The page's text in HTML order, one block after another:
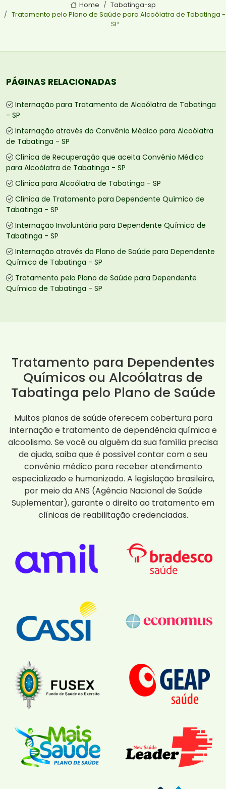
Home
Tabatinga-sp
Tratamento pelo Plano de Saúde para Alcoólatra de Tabatinga -
SP
PÁGINAS RELACIONADAS
Internação para Tratamento de Alcoólatra de Tabatinga
- SP
Internação através do Convênio Médico para Alcoólatra
de Tabatinga - SP
Clínica de Recuperação que aceita Convênio Médico
para Alcoólatra de Tabatinga - SP
Clínica para Alcoólatra de Tabatinga - SP
Clínica de Tratamento para Dependente Químico de
Tabatinga - SP
Internação Involuntária para Dependente Químico de
Tabatinga - SP
Internação através do Plano de Saúde para Dependente
Químico de Tabatinga - SP
Tratamento pelo Plano de Saúde para Dependente
Químico de Tabatinga - SP
Tratamento para Dependentes
Químicos ou Alcoólatras de
Tabatinga pelo Plano de Saúde
Muitos planos de saúde oferecem cobertura para
internação e tratamento de dependência química e
alcoolismo. Se você ou alguém da sua família precisa
de ajuda, saiba que é possível contar com o seu
convênio médico para receber atendimento
especializado e humanizado. A legislação brasileira,
por meio da ANS (Agência Nacional de Saúde
Suplementar), garante o direito ao tratamento em
clínicas de reabilitação credenciadas.